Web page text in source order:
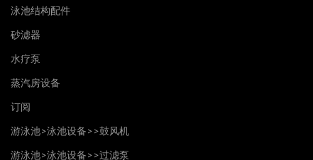
泳池结构配件
砂滤器
水疗泵
蒸汽房设备
订阅
游泳池>泳池设备>>鼓风机
游泳池>泳池设备>>过滤泵